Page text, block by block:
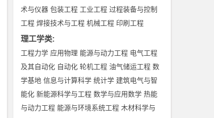
术与仪器 包装工程 工业工程 过程装备与控制
工程 焊接技术与工程 机械工程 印刷工程
理工学类:
工程力学 应用物理 能源与动力工程 电气工程
及其自动化 自动化 轮机工程 油气储运工程 数
学基地 信息与计算科学 统计学 建筑电气与智
能化 新能源科学与工程 数学与应用数学 热能
与动力工程 能源与环境系统工程 木材科学与